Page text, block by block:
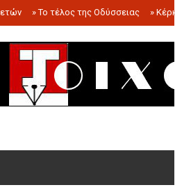
»Το τέλος της Οδύσσειας »